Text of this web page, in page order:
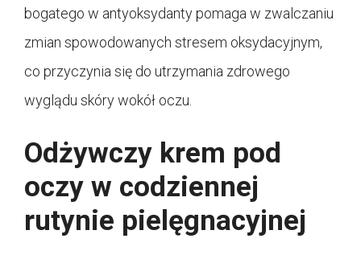
bogatego w antyoksydanty pomaga w zwalczaniu
zmian spowodowanych stresem oksydacyjnym,
co przyczynia się do utrzymania zdrowego
wyglądu skóry wokół oczu.
Odżywczy krem pod
oczy w codziennej
rutynie pielęgnacyjnej